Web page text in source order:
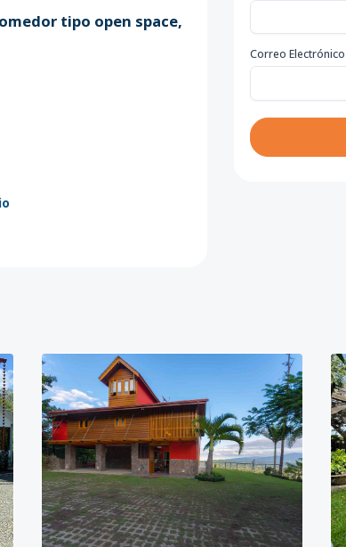
tipo open space,
Correo Electrónico